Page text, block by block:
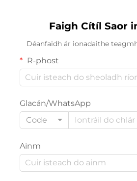
Faigh Cítíl Saor
Déanfaidh ár ionadaithe
R-phost
Glacán/WhatsApp
Code
Ainm